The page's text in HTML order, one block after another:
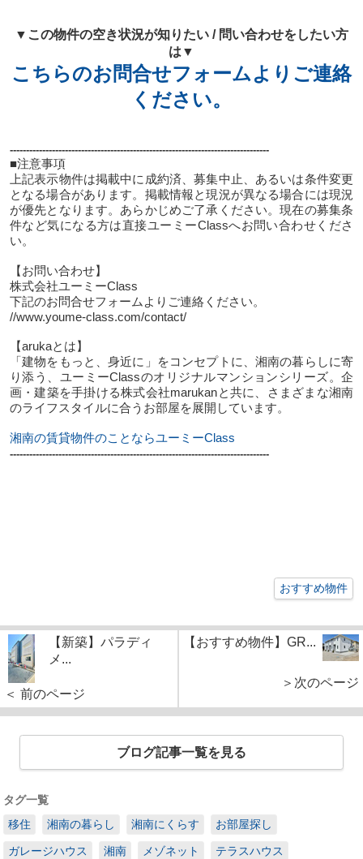
▼この物件の空き状況が知りたい / 問い合わせをしたい方
は▼
こちらのお問合せフォームよりご連絡
ください。
--------------------------------------------------------------------------------
■注意事項
上記表示物件は掲載中に成約済、募集中止、あるいは条件変更
となる場合があります。掲載情報と現況が異なる場合には現況
が優先となります。あらかじめご了承ください。現在の募集条
件など気になる方は直接ユーミーClassへお問い合わせくださ
い。
【お問い合わせ】
株式会社ユーミーClass
下記のお問合せフォームよりご連絡ください。
//www.youme-class.com/contact/
【arukaとは】
「建物をもっと、身近に」をコンセプトに、湘南の暮らしに寄
り添う、ユーミーClassのオリジナルマンションシリーズ。企
画・建築を手掛ける株式会社marukanと共に、さまざまな湘南
のライフスタイルに合うお部屋を展開しています。
湘南の賃貸物件のことならユーミーClass
--------------------------------------------------------------------------------
おすすめ物件
【新築】パラディ
メ...
＜ 前のページ
【おすすめ物件】GR...
＞次のページ
ブログ記事一覧を見る
タグ一覧
移住
湘南の暮らし 湘南にくらす お部屋探し
ガレージハウス 湘南 メゾネット テラスハウス